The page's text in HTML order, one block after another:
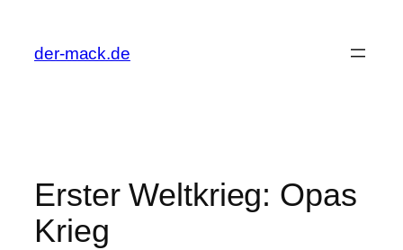
springen
der-mack.de
Erster Weltkrieg: Opas
Krieg